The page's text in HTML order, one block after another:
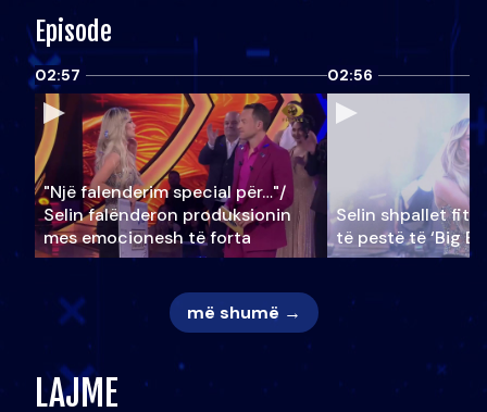
Episode
02:57
"Një falenderim special për…"/
Selin falënderon produksionin
mes emocionesh të forta
02:56
Selin shpallet
të pestë të ‘Big
më shumë →
LAJME